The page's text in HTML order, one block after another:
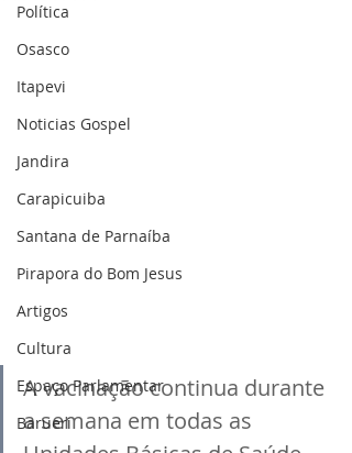
Política
Osasco
Itapevi
Noticias Gospel
Jandira
Carapicuiba
Santana de Parnaíba
Pirapora do Bom Jesus
Artigos
Cultura
Espaço Parlamentar
Barueri
A vacinação continua durante
a semana em todas as